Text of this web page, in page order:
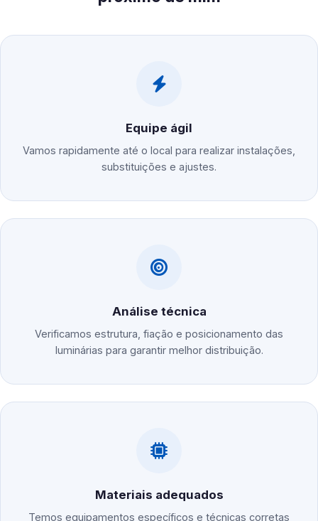
Equipe ágil
Vamos rapidamente até o local para realizar instalações,
substituições e ajustes.
Análise técnica
Verificamos estrutura, fiação e posicionamento das
luminárias para garantir melhor distribuição.
Materiais adequados
Temos equipamentos específicos e técnicas corretas